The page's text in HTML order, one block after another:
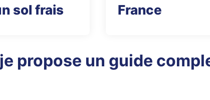
sol frais
France
propose un guide